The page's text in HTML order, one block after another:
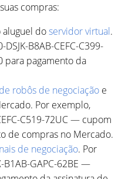
compras:
doservidor virtual.
B8AB-CEFC-C399-
para pagamento da
robôs de negociação e
Por exemplo,
C519-72UC — cupom
de compras no Mercado.
de negociação. Por
B1AB-GAPC-62BE —